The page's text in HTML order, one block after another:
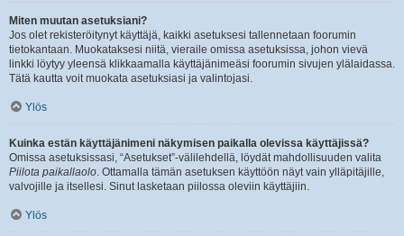
Miten muutan asetuksiani?
Jos olet rekisteröitynyt käyttäjä, kaikki asetuksesi tallennetaan foorumin
tietokantaan. Muokataksesi niitä, vieraile omissa asetuksissa, johon vievä
linkki löytyy yleensä klikkaamalla käyttäjänimeäsi foorumin sivujen ylälaidassa.
Tätä kautta voit muokata asetuksiasi ja valintojasi.
Ylös
Kuinka estän käyttäjänimeni näkymisen paikalla olevissa käyttäjissä?
Omissa asetuksissasi, “Asetukset”-välilehdellä, löydät mahdollisuuden valita
Piilota paikallaolo. Ottamalla tämän asetuksen käyttöön näyt vain ylläpitäjille,
valvojille ja itsellesi. Sinut lasketaan piilossa oleviin käyttäjiin.
Ylös